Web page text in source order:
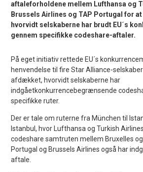
aftaleforholdene mellem Lufthansa og
Brussels Airlines og TAP Portugal for
hvorvidt selskaberne har brudt EU´s
gennem specifikke codeshare-aftaler.
På eget initiativ rettede EU´s
henvendelse til fire Star Alliance-
afdækket, hvorvidt selskaberne har
indgåetkonkurrencebegrænsende
specifikke ruter.
Der er tale om ruterne fra München til
Istanbul, hvor Lufthansa og Turkish
codeshare samtruten mellem Bruxelles
Portugal og Brussels Airlines også har
aftale.